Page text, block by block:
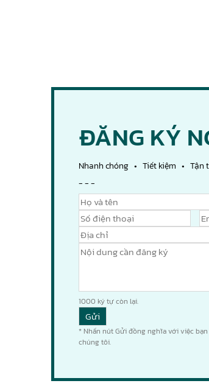
ĐĂNG KÝ
Nhanh chóng • Tiết kiệm • Tận
- - -
1000 ký tự còn lại.
* Nhấn nút Gửi đồng nghĩa với việc
chúng tôi.